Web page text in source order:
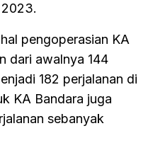
2023.
pengoperasian KA
dari awalnya 144
182 perjalanan di
KA Bandara juga
sebanyak